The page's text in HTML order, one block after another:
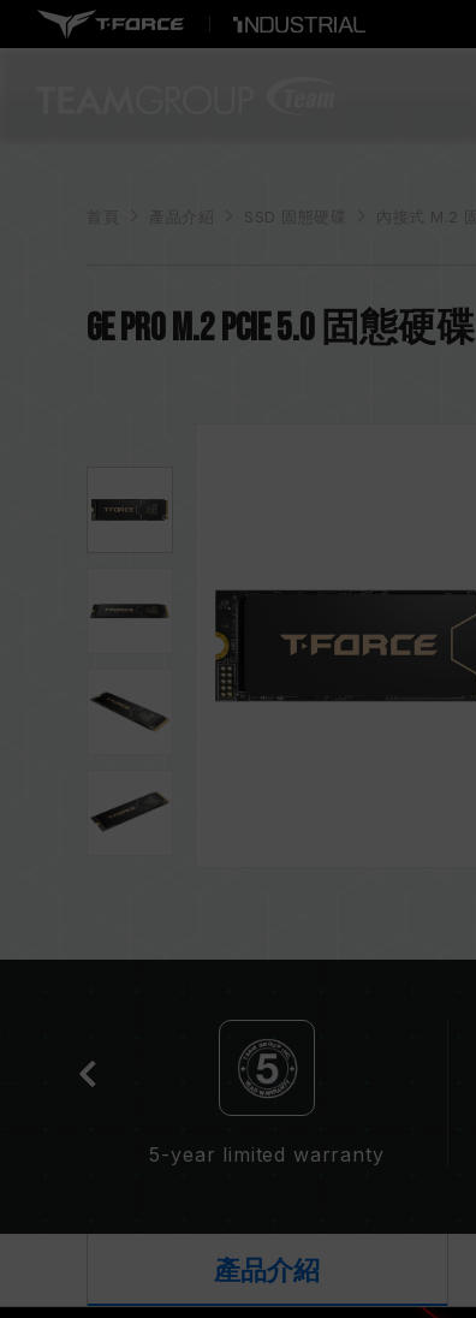
產品介紹 SSD 固態硬碟
GE PRO M.2 PCIe 5.0 固態硬碟
5-year limited warranty
產品介紹